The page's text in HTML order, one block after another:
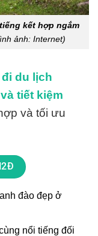
kết hợp ngắm
ảnh: Internet)
du lịch
tiết kiệm
và tối ưu
đào đẹp ở
nổi tiếng đối